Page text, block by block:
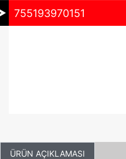
755193970151
ÜRÜN AÇIKLAMASI